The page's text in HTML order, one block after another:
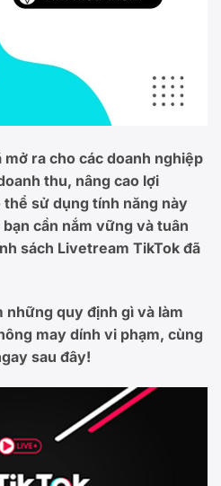
ra cho các doanh nghiệp
thu, nâng cao lợi
sử dụng tính năng này
cần nắm vững và tuân
sách Livetream TikTok đã
những quy định gì và làm
may dính vi phạm, cùng
sau đây!